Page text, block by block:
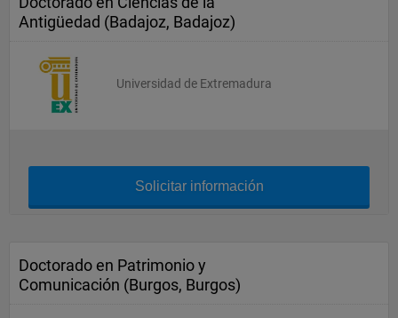
Antigüedad (Badajoz, Badajoz)
Universidad de Extremadura
Solicitar información
Doctorado en Patrimonio y
Comunicación (Burgos, Burgos)